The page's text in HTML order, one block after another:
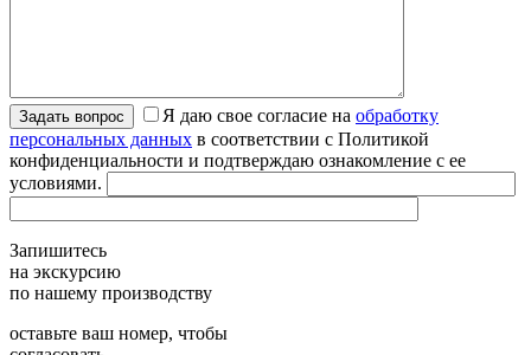
Я даю свое согласие на обработку
персональных данных в соответствии с Политикой
конфиденциальности и подтверждаю ознакомление с ее
условиями.
Запишитесь
на экскурсию
по нашему производству
оставьте ваш номер, чтобы